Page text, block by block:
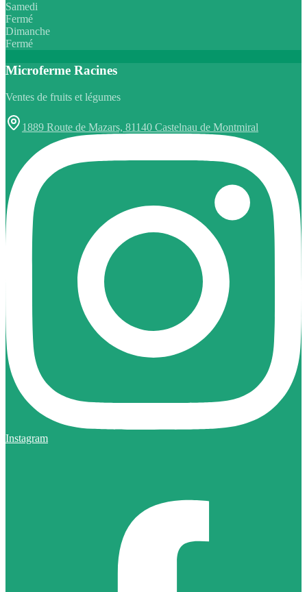
Samedi
Fermé
Dimanche
Fermé
Microferme Racines
Ventes de fruits et légumes
1889 Route de Mazars, 81140 Castelnau de Montmiral
Instagram